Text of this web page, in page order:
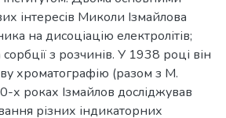
інтересів Миколи Ізмайлова
на дисоціацію електролітів;
з розчинів. У 1938 році він
хроматографію (разом з М.
роках Ізмайлов досліджував
різних індикаторних